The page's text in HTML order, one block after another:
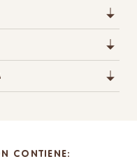
CONTIENE: